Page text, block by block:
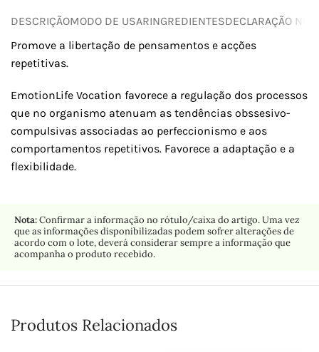
DESCRIÇÃOMODO DE USARINGREDIENTESDECLARAÇÃO
Promove a libertação de pensamentos e acções
repetitivas.
EmotionLife Vocation favorece a regulação dos processos
que no organismo atenuam as tendências obssesivo-
compulsivas associadas ao perfeccionismo e aos
comportamentos repetitivos. Favorece a adaptação e a
flexibilidade.
Nota:Confirmar a informação no rótulo/caixa do artigo. Uma vez
que as informações disponibilizadas podem sofrer alterações de
acordo com o lote, deverá considerar sempre a informação que
acompanha o produto recebido.
Produtos Relacionados